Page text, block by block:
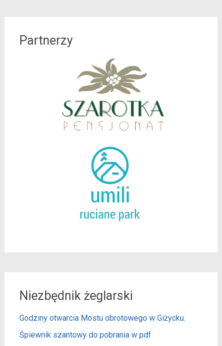
Partnerzy
Niezbędnik żeglarski
Godziny otwarcia Mostu obrotowego w Giżycku.
Śpiewnik szantowy do pobrania w pdf